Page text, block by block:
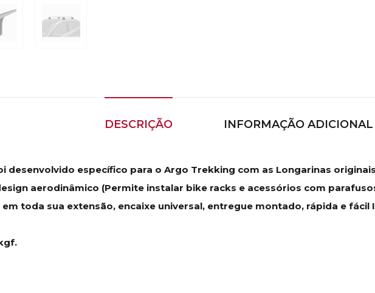
DESCRIÇÃO INFORMAÇÃO ADICIONAL
desenvolvido específico para o Argo Trekking com as Longarinas
aerodinâmico (Permite instalar bike racks e acessórios com
toda sua extensão, encaixe universal, entregue montado, rápida e fácil